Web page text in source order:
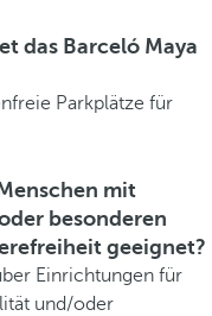
das Barceló Maya
Parkplätze für
mit
besonderen
geeignet?
Einrichtungen für
und/oder